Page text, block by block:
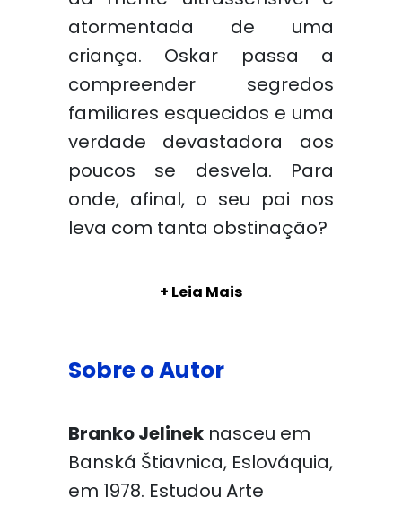
atormentada de uma
criança. Oskar passa a
compreender segredos
familiares esquecidos e uma
verdade devastadora aos
poucos se desvela. Para
onde, afinal, o seu pai nos
leva com tanta obstinação?
+ Leia Mais
Sobre o Autor
Branko Jelineknasceu em
Banská Štiavnica, Eslováquia,
em 1978. Estudou Arte